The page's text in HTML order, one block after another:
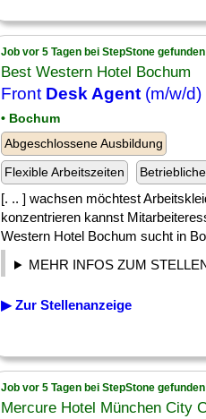
Job vor 5 Tagen bei StepStone gefunden
Best Western Hotel Bochum
Front Desk Agent (m/w/d)
• Bochum
Abgeschlossene Ausbildung
Flexible Arbeitszeiten
[. .. ] wachsen möchtest
konzentrieren kannst
Western Hotel Bochum sucht in
MEHR INFOS ZUM
▶ Zur Stellenanzeige
Job vor 5 Tagen bei StepStone gefunden
Mercure Hotel München City